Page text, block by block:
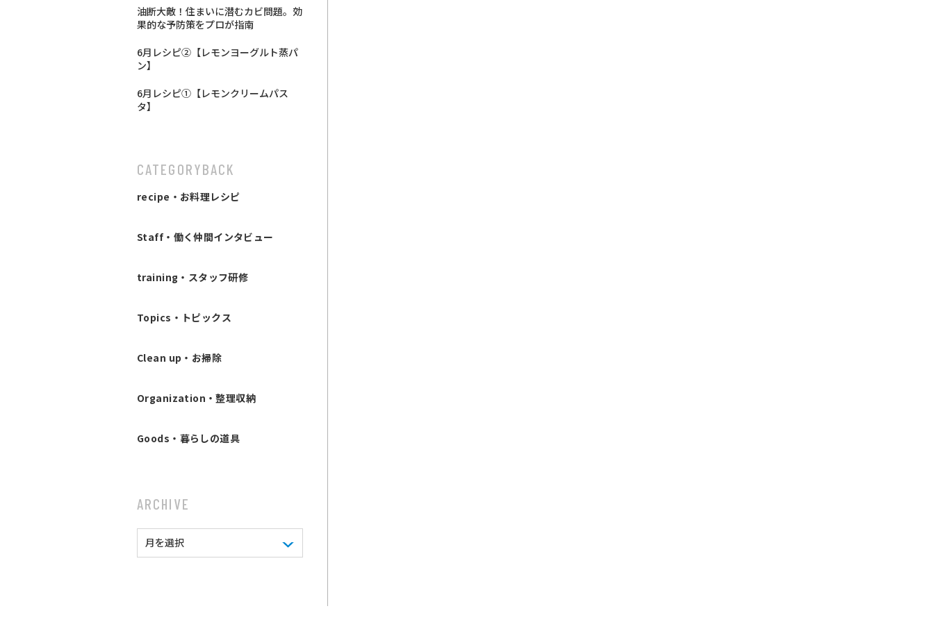
油断大敵！住まいに潜むカビ問題。効
果的な予防策をプロが指南
6月レシピ②【レモンヨーグルト蒸パ
ン】
6月レシピ①【レモンクリームパス
タ】
CATEGORYBACK
recipe・お料理レシピ
Staff・働く仲間インタビュー
training・スタッフ研修
Topics・トピックス
Clean up・お掃除
Organization・整理収納
Goods・暮らしの道具
ARCHIVE